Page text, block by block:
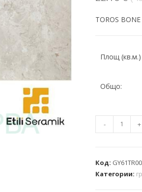
TOROS
Площ (кв.м.)
Общо:
- +
Код:
Категории: